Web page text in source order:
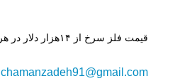
قیمت فلز سرخ از ۱۴هزار دلار در هر تن عبور کرد
chamanzadeh91@gmail.com